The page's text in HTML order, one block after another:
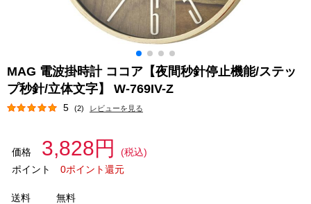
MAG 電波掛時計 ココア【夜間秒針停止機能/ステッ
プ秒針/立体文字】 W-769IV-Z
5 (2) レビューを見る
価格 3,828円
(税込)
ポイント
0ポイント還元
送料
無料